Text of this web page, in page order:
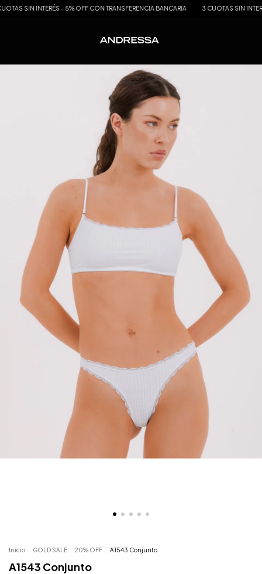
SIN INTERÉS - 5% OFF CON TRANSFERENCIA BANCARIA 3 CUOTAS SIN INTERÉS -
Inicio GOLD SALE 20% OFF A1543 Conjunto
A1543 Conjunto